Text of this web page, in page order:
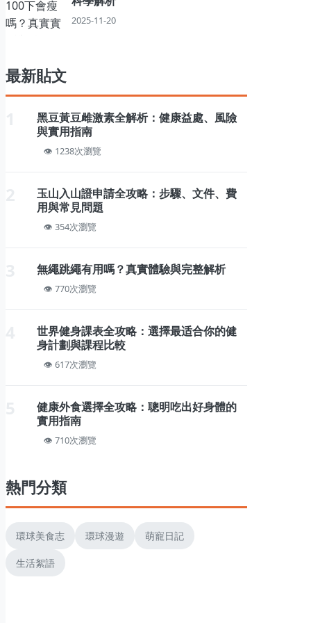
2025-11-20
最新貼文
黑豆黃豆雌激素全解析：健康益處、風險
與實用指南
1238次瀏覽
玉山入山證申請全攻略：步驟、文件、費
用與常見問題
354次瀏覽
無繩跳繩有用嗎？真實體驗與完整解析
770次瀏覽
世界健身課表全攻略：選擇最适合你的健
身計劃與課程比較
617次瀏覽
健康外食選擇全攻略：聰明吃出好身體的
實用指南
710次瀏覽
熱門分類
環球美食志 環球漫遊 萌寵日記
生活絮語